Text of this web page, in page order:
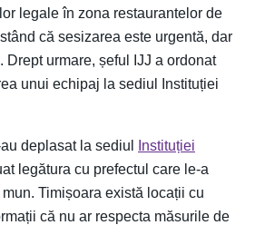
legale în zona restaurantelor de
că sesizarea este urgentă, dar
Drept urmare, șeful IJJ a ordonat
unui echipaj la sediul Instituției
deplasat la sediul
Instituției
legătura cu prefectul care le-a
Timișoara există locații cu
că nu ar respecta măsurile de